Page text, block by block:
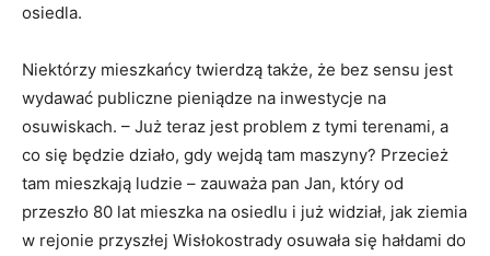
osiedla.
Niektórzy mieszkańcy twierdzą także, że bez sensu jest
wydawać publiczne pieniądze na inwestycje na
osuwiskach. – Już teraz jest problem z tymi terenami, a
co się będzie działo, gdy wejdą tam maszyny? Przecież
tam mieszkają ludzie – zauważa pan Jan, który od
przeszło 80 lat mieszka na osiedlu i już widział, jak ziemia
w rejonie przyszłej Wisłokostrady osuwała się hałdami do